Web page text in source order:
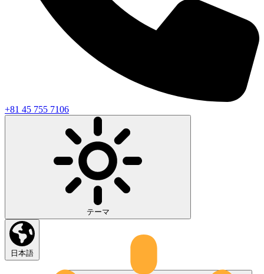
+81 45 755 7106
テーマ
日本語